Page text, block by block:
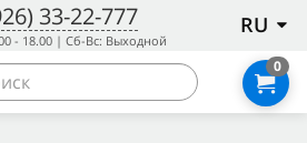
33-22-777
- 18.00 | Сб-Вс: Выходной
RU
0